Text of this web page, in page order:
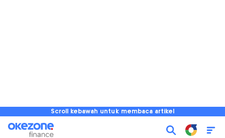
Scroll kebawah untuk membaca artikel